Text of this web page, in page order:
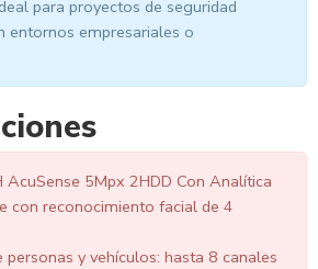
para proyectos de seguridad
entornos empresariales o
AcuSense 5Mpx 2HDD Con Analítica
con reconocimiento facial de 4
personas y vehículos: hasta 8 canales